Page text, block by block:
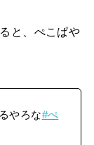
と、ぺこぱや
やろな#ぺ